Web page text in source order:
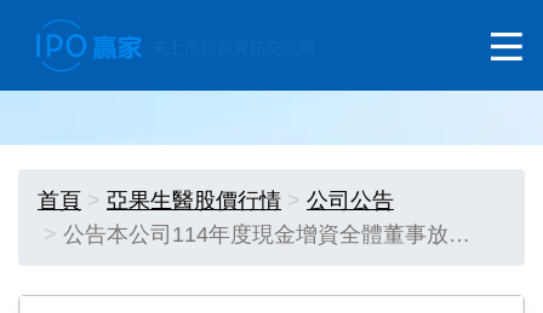
首頁 亞果生醫股價行情
公司公告
公告本公司114年度現金增資全體董事放…